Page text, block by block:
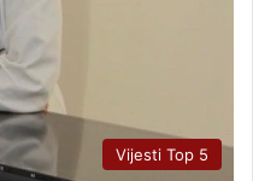
Vijesti Top 5